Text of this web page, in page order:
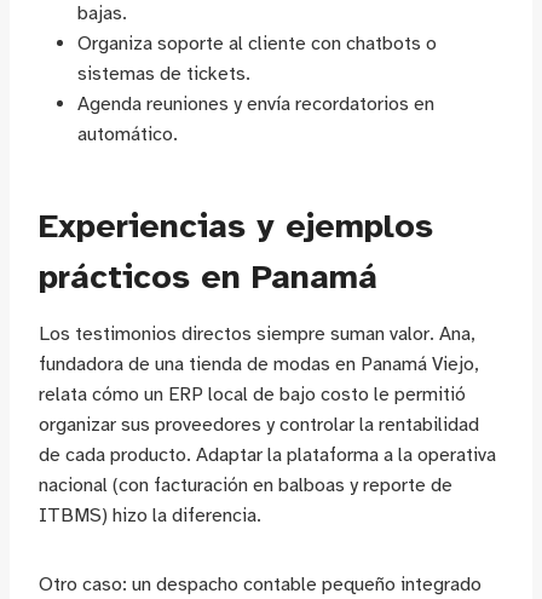
bajas.
Organiza soporte al cliente con chatbots o
sistemas de tickets.
Agenda reuniones y envía recordatorios en
automático.
Experiencias y ejemplos
prácticos en Panamá
Los testimonios directos siempre suman valor. Ana,
fundadora de una tienda de modas en Panamá Viejo,
relata cómo un ERP local de bajo costo le permitió
organizar sus proveedores y controlar la rentabilidad
de cada producto. Adaptar la plataforma a la operativa
nacional (con facturación en balboas y reporte de
ITBMS) hizo la diferencia.
Otro caso: un despacho contable pequeño integrado